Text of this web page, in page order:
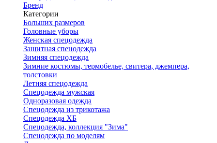
Бренд
Категории
Больших размеров
Головные уборы
Женская спецодежда
Защитная спецодежда
Зимняя спецодежда
Зимние костюмы, термобелье, свитера, джемпера,
толстовки
Летняя спецодежда
Спецодежда мужская
Одноразовая одежда
Спецодежда из трикотажа
Спецодежда ХБ
Спецодежда, коллекция "Зима"
Спецодежда по моделям